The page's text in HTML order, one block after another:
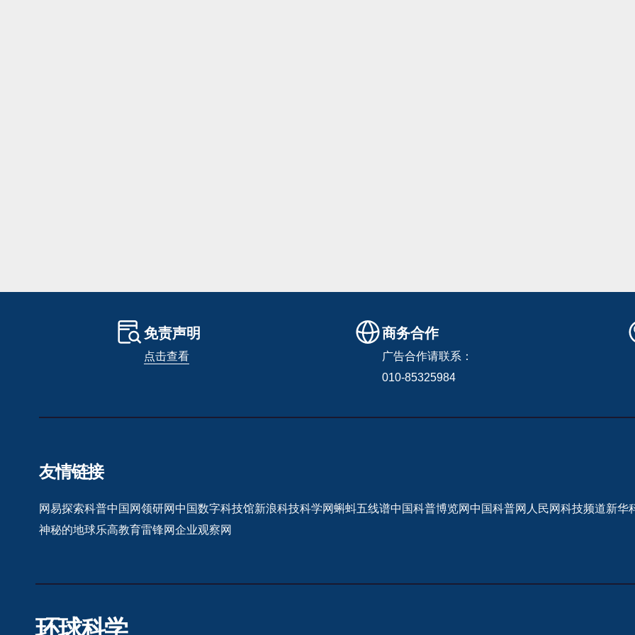
免责声明
点击查看
商务合作
广告合作请联系：
010-85325984
友情链接
网易探索科普中国网领研网中国数字科技馆新浪科技科学网蝌蚪五线谱中国科普博览网中国科普网 人民网科技频道新华
神秘的地球乐高教育雷锋网企业观察网
环球科学